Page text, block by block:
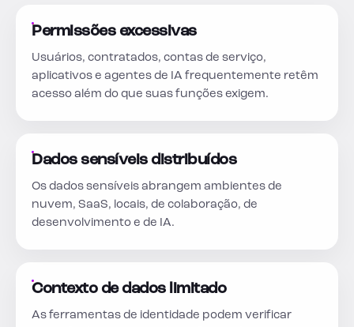
Permissões excessivas
Usuários, contratados, contas de serviço,
aplicativos e agentes de IA frequentemente retêm
acesso além do que suas funções exigem.
Dados sensíveis distribuídos
Os dados sensíveis abrangem ambientes de
nuvem, SaaS, locais, de colaboração, de
desenvolvimento e de IA.
Contexto de dados limitado
As ferramentas de identidade podem verificar